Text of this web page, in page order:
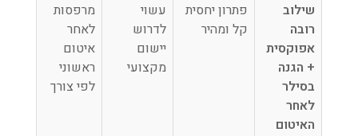
שילוב
רובה
אפוקסית
+ הגנה
בסילר
לאחר
האיטום
פתרון יחסית
קל ומהיר
עשוי
לדרוש
יישום
מקצועי
מרפסות
לאחר
איטום
ראשוני
לפי צורך